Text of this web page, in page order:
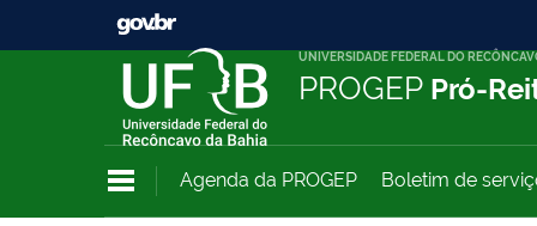
UNIVERSIDADE FEDERAL DO
PROGEP Pró-
Agenda da PROGEP Boletim de